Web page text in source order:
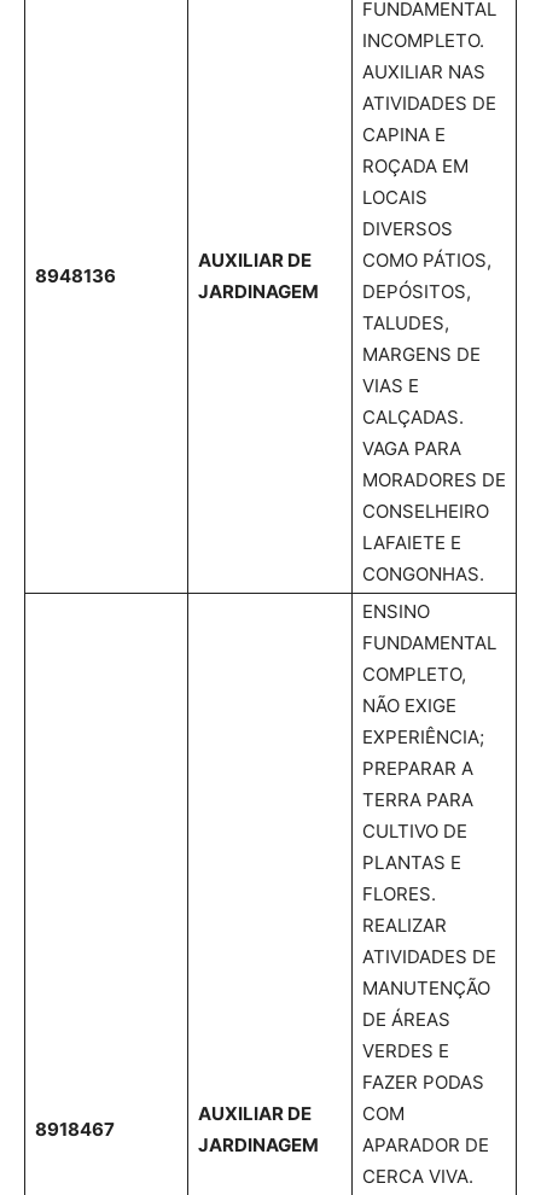
8948136
AUXILIAR DE
JARDINAGEM
FUNDAMENTAL
INCOMPLETO.
AUXILIAR NAS
ATIVIDADES DE
CAPINA E
ROÇADA EM
LOCAIS
DIVERSOS
COMO PÁTIOS,
DEPÓSITOS,
TALUDES,
MARGENS DE
VIAS E
CALÇADAS.
VAGA PARA
MORADORES DE
CONSELHEIRO
LAFAIETE E
CONGONHAS.
8918467
AUXILIAR DE
JARDINAGEM
ENSINO
FUNDAMENTAL
COMPLETO,
NÃO EXIGE
EXPERIÊNCIA;
PREPARAR A
TERRA PARA
CULTIVO DE
PLANTAS E
FLORES.
REALIZAR
ATIVIDADES DE
MANUTENÇÃO
DE ÁREAS
VERDES E
FAZER PODAS
COM
APARADOR DE
CERCA VIVA.